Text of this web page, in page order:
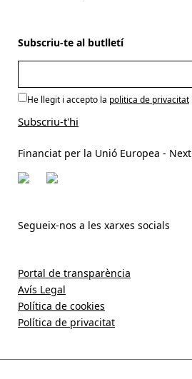
Subscriu-te al butlletí
He llegit i accepto la politica de privacitat
Financiat per la Unió Europea -
Segueix-nos a les xarxes socials
Portal de transparència
Avís Legal
Política de cookies
Política de privacitat